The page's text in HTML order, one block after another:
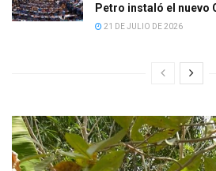
Petro instaló el nuevo
21 DE JULIO DE 2026